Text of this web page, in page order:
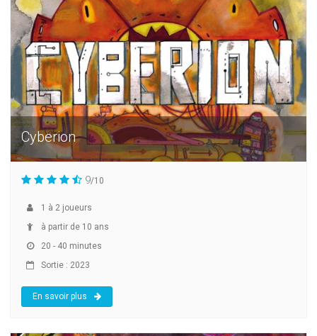
Cyberion
9/10
1 à 2 joueurs
à partir de 10 ans
20 - 40 minutes
Sortie : 2023
En savoir plus